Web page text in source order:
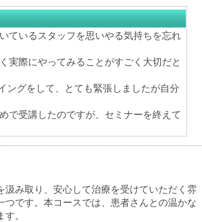
ているスタッフを思いやる気持ちを忘れ
実際にやってみることがすごく大切だと
ングをして、とても緊張しましたが自分
で受講したのですが、セミナーを終えて
み取り、安心して治療を受けていただく雰
です。本コースでは、患者さんとの温かな
。